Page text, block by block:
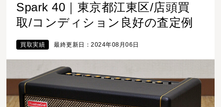
Spark 40｜東京都江東区/店頭買
取/コンディション良好の査定例
買取実績 最終更新日：2024年08月06日